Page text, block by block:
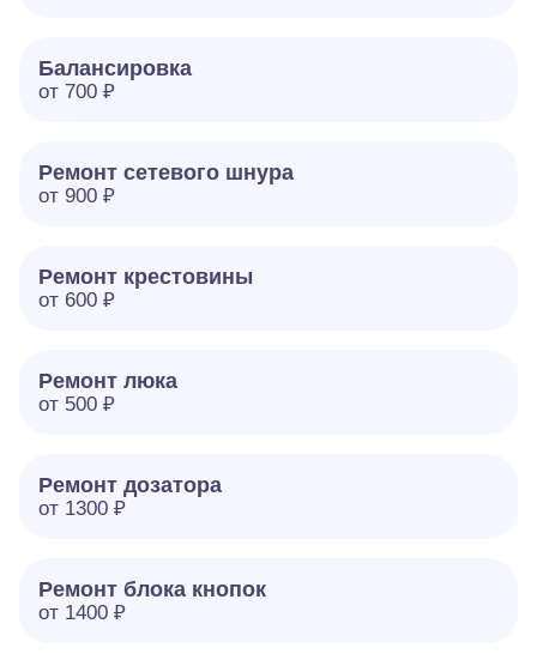
Балансировка
от 700 ₽
Ремонт сетевого шнура
от 900 ₽
Ремонт крестовины
от 600 ₽
Ремонт люка
от 500 ₽
Ремонт дозатора
от 1300 ₽
Ремонт блока кнопок
от 1400 ₽